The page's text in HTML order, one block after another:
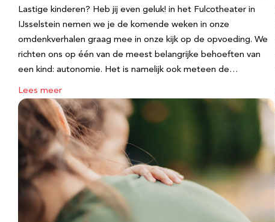
Lastige kinderen? Heb jij even geluk! in het Fulcotheater in
IJsselstein nemen we je de komende weken in onze
omdenkverhalen graag mee in onze kijk op de opvoeding. We
richten ons op één van de meest belangrijke behoeften van
een kind: autonomie. Het is namelijk ook meteen de…
Lees meer